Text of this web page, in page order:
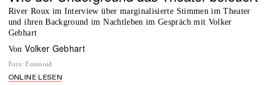
River Roux im Interview über marginalisierte Stimmen im Theater
und ihren Background im Nachtleben im Gespräch mit Volker
Gebhart
von Volker Gebhart
Foto: Fotonoid
ONLINE LESEN